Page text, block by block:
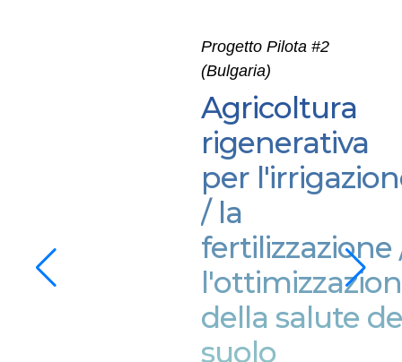
Progetto Pilota #2
(Bulgaria)
Agricoltura
rigenerativa
per
/ la
fertilizzazione
della salute
suolo